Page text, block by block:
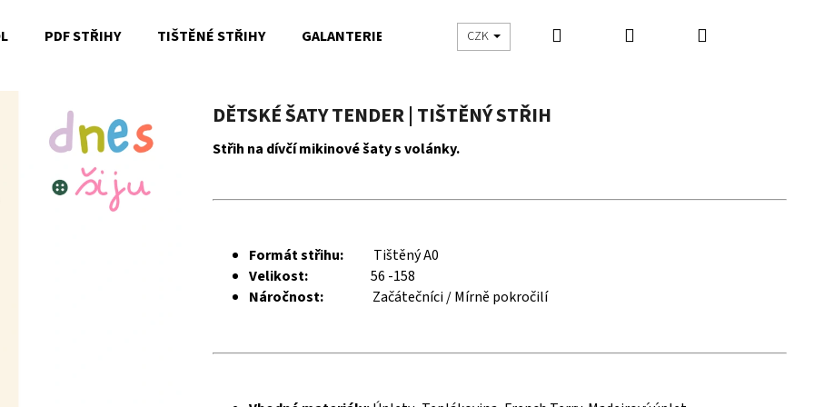
PDF STŘIHY TIŠTĚNÉ STŘIHY GALANTERIE ŠIJEME S DNES ŠIJU
CZK Hledat PřihlášeníNákupní
DĚTSKÉ ŠATY TENDER | TIŠTĚNÝ STŘIH
Střih na dívčí mikinové šaty s volánky.
Formát střihu: Tištěný A0
Velikost: 56 -158
Náročnost: Začátečníci / Mírně pokročilí
Co potřebujete najít?